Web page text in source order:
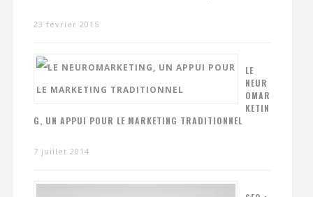
23 février 2015
LE
NEUR
OMAR
KETIN
G, UN APPUI POUR LE MARKETING TRADITIONNEL
7 juillet 2014